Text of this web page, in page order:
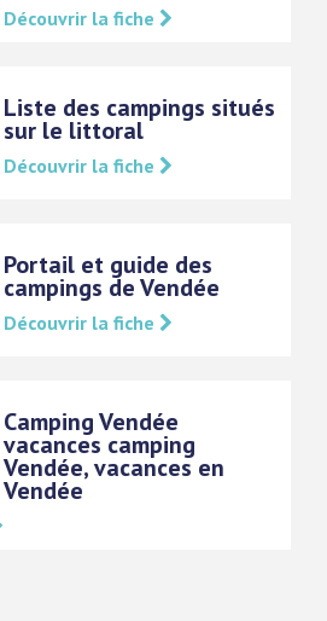
Découvrir la fiche
Liste des campings situés
sur le littoral
Découvrir la fiche
Portail et guide des
campings de Vendée
Découvrir la fiche
Camping Vendée
vacances camping
Vendée, vacances en
Vendée